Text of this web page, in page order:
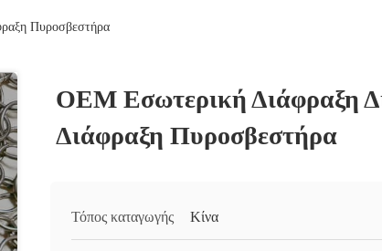
Πυροσβεστήρα
OEM Εσωτερική Διάφραξη
Διάφραξη Πυροσβεστήρα
Τόπος καταγωγής Κίνα